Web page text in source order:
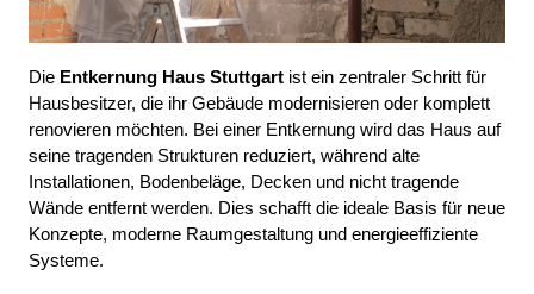
Die Entkernung Haus Stuttgart ist ein zentraler Schritt für
Hausbesitzer, die ihr Gebäude modernisieren oder komplett
renovieren möchten. Bei einer Entkernung wird das Haus auf
seine tragenden Strukturen reduziert, während alte
Installationen, Bodenbeläge, Decken und nicht tragende
Wände entfernt werden. Dies schafft die ideale Basis für neue
Konzepte, moderne Raumgestaltung und energieeffiziente
Systeme.